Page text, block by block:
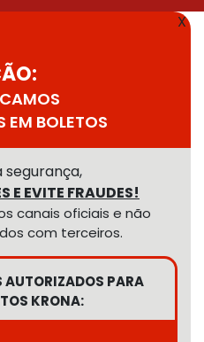
X
EM BOLETOS
segurança,
E EVITE FRAUDES!
canais oficiais e não
com terceiros.
PARA
KRONA: